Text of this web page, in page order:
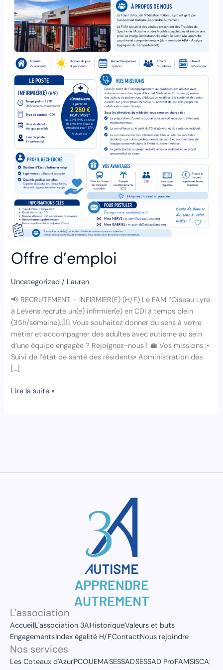
Offre d’emploi
Uncategorized / Lauren
📢 RECRUTEMENT – INFIRMIER(E) (H/F) Le FAM l’Oiseau Lyre
à Levens recrute un(e) infirmier(e) en CDI à temps plein
(35h/semaine).👩‍⚕️ Vous souhaitez donner du sens à votre
métier et accompagner des adultes avec autisme au sein
d’une équipe engagée ? Rejoignez-nous ! 💼 Vos missions :•
Suivi de l’état de santé des résidents• Administration des
[…]
Lire la suite »
L'association
AccueilL'association 3AHistoriqueValeurs et buts
EngagementsIndex égalité H/FContactNous rejoindre
Nos services
Les Coteaux d'AzurPCOUEMASESSADSESSAD ProFAMSISCA